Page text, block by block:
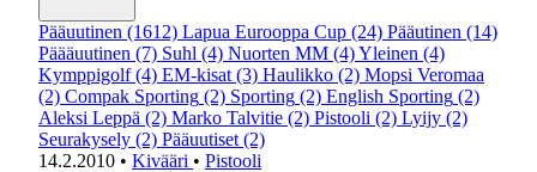
Pääuutinen (1612) Lapua Eurooppa Cup (24) Pääutinen (14)
Päääuutinen (7) Suhl (4) Nuorten MM (4)Yleinen (4)
Kymppigolf (4) EM-kisat (3) Haulikko (2) Mopsi Veromaa
(2) Compak Sporting (2) Sporting (2) English Sporting (2)
Aleksi Leppä (2) Marko Talvitie (2) Pistooli (2) Lyijy (2)
Seurakysely (2) Pääuutiset (2)
14.2.2010 • Kivääri • Pistooli